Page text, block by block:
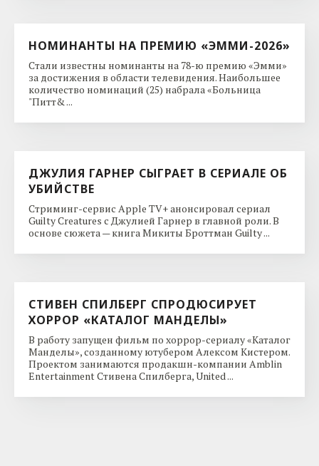
НОМИНАНТЫ НА ПРЕМИЮ «ЭММИ-2026»
Стали известны номинанты на 78-ю премию «Эмми»
за достижения в области телевидения. Наибольшее
количество номинаций (25) набрала «Больница
"Питт& ...
ДЖУЛИЯ ГАРНЕР СЫГРАЕТ В СЕРИАЛЕ ОБ
УБИЙСТВЕ
Стриминг-сервис Apple TV+ анонсировал сериал
Guilty Creatures с Джулией Гарнер в главной роли. В
основе сюжета — книга Микиты Броттман Guilty ...
СТИВЕН СПИЛБЕРГ СПРОДЮСИРУЕТ
ХОРРОР «КАТАЛОГ МАНДЕЛЫ»
В работу запущен фильм по хоррор-сериалу «Каталог
Манделы», созданному ютубером Алексом Кистером.
Проектом занимаются продакшн-компании Amblin
Entertainment Стивена Спилберга, United ...